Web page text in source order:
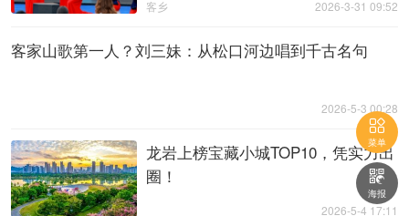
2026-3-31 09:52
客乡
客家山歌第一人？刘三妹：从松口河边唱到千古名句
2026-5-3 00:28
龙岩上榜宝藏小城TOP10，凭实力出
圈！
2026-5-4 17:11

菜单

海报